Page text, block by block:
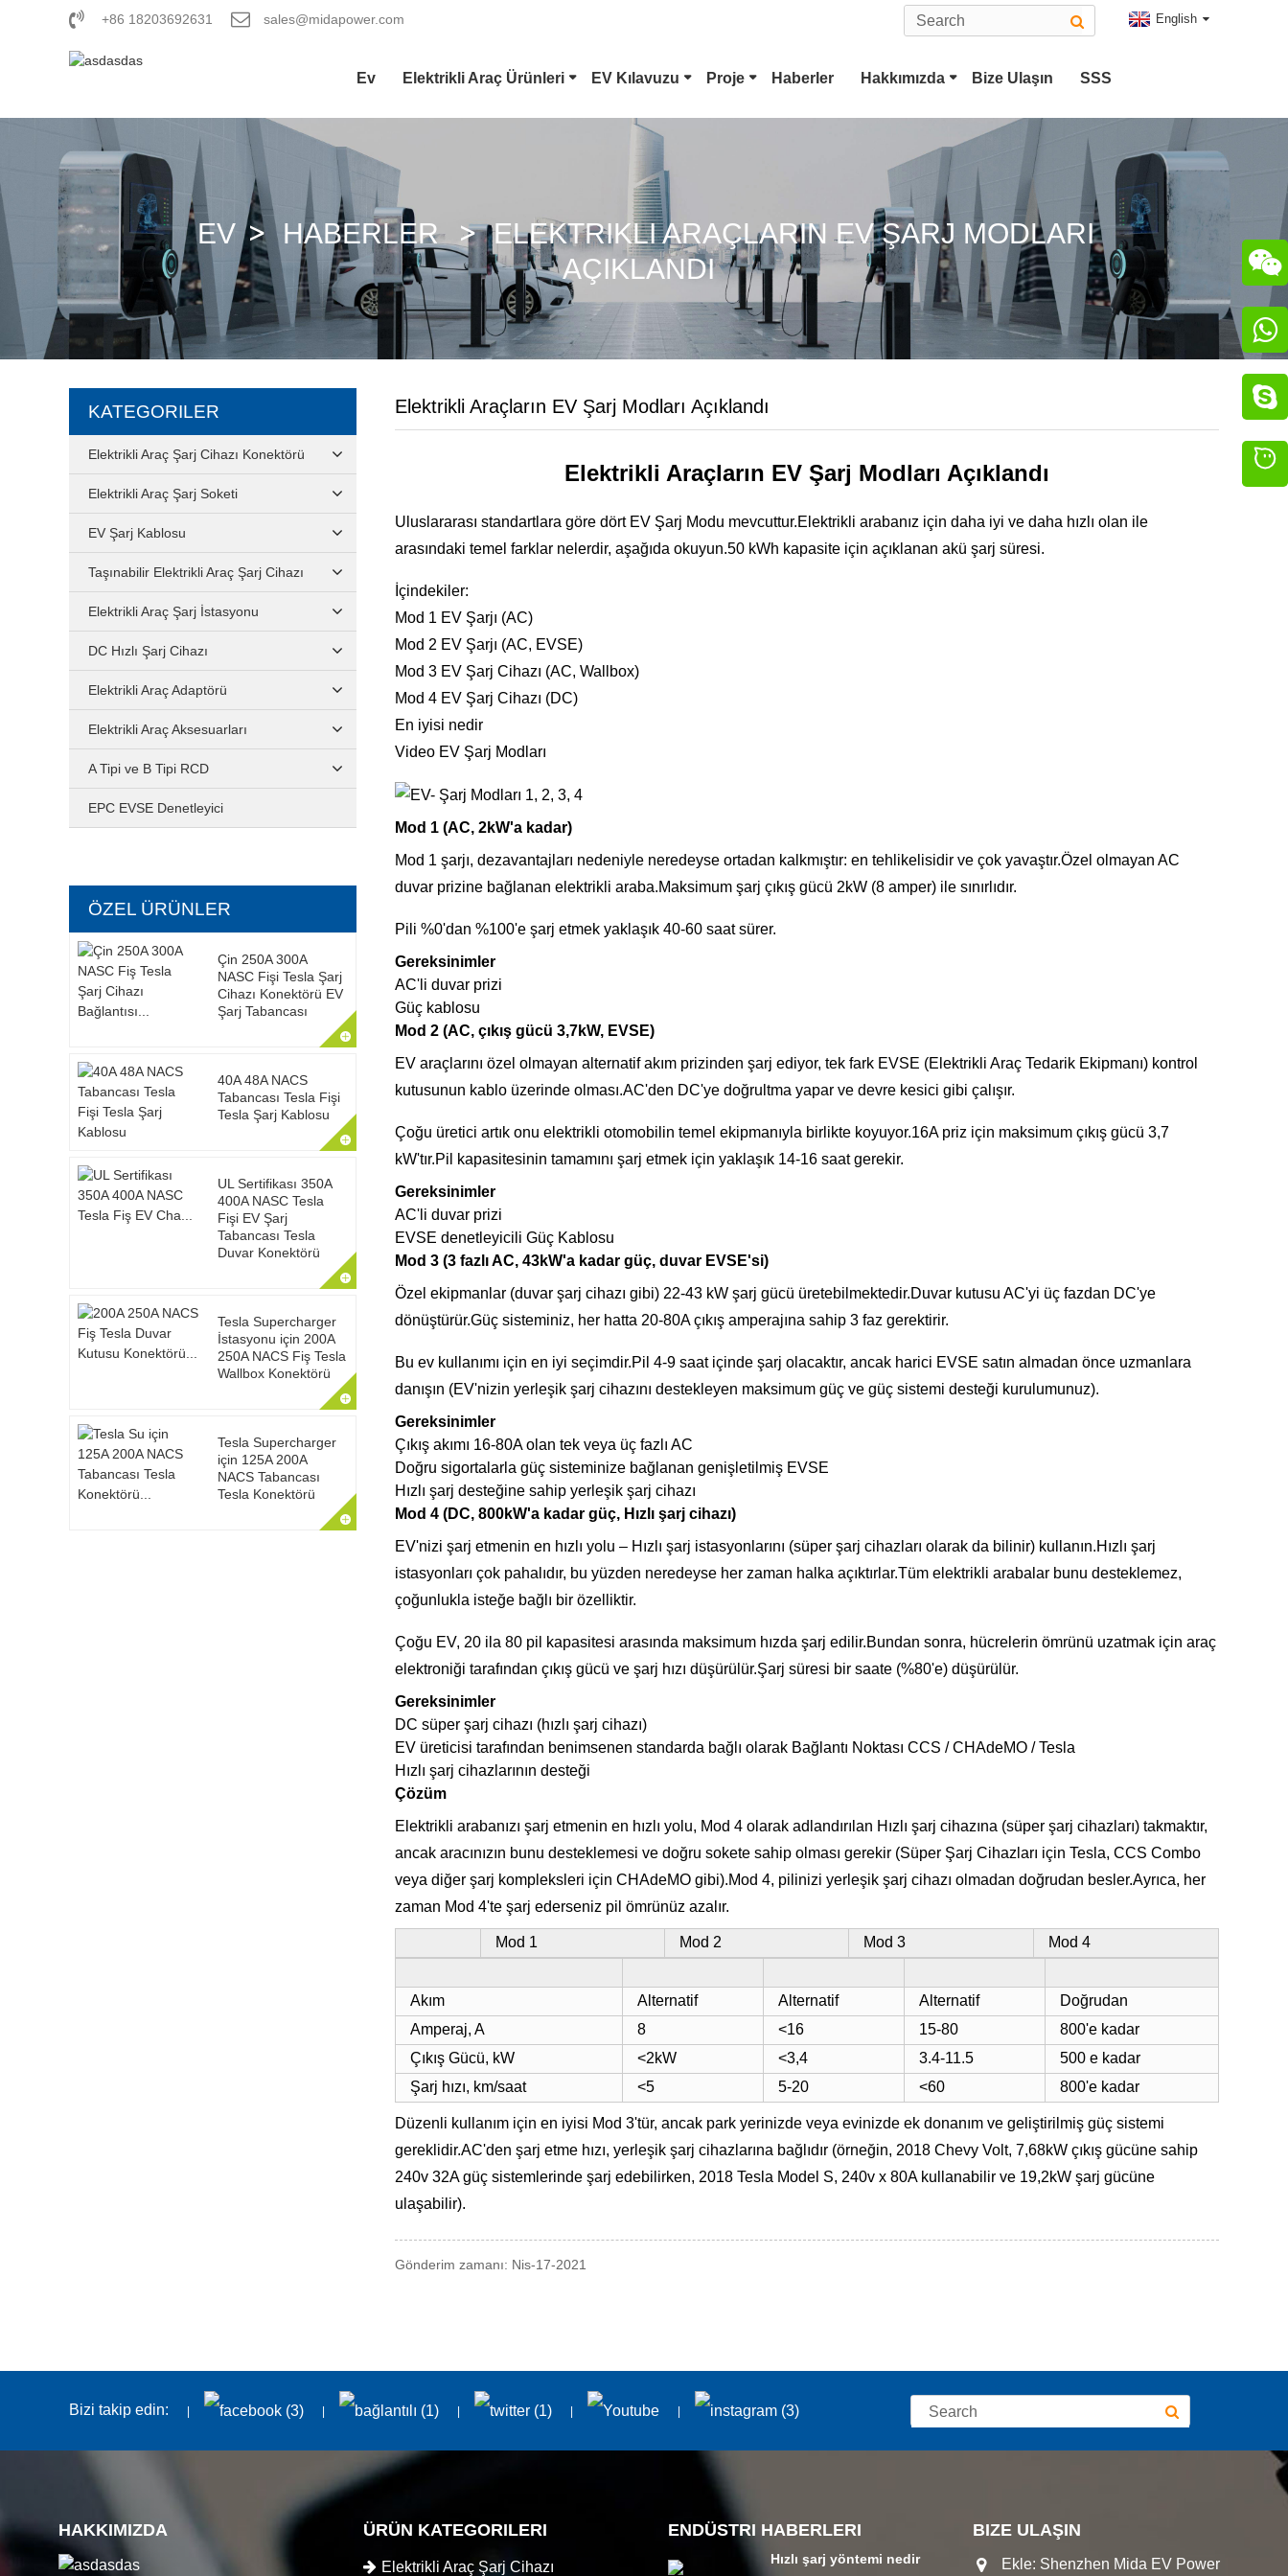
+86 18203692631 sales@midapower.com English
Ev Elektrikli Araç Ürünleri
Tip 2 EV Konektörü
CCS Combo 1 Fiş CHAdeMO Konektörü
GB/T DC Tabancası ChaoJi Konektörü
EV Kılavuzu Proje Haberler Hakkımızda Bize Ulaşın SSS
EV HABERLER
ELEKTRIKLI ARAÇLARIN EV ŞARJ MODLARI
AÇIKLANDI
KATEGORILER
Elektrikli Araç Şarj Cihazı Konektörü
Elektrikli Araç Şarj Soketi
EV Şarj Kablosu
Taşınabilir Elektrikli Araç Şarj Cihazı
Elektrikli Araç Şarj İstasyonu
DC Hızlı Şarj Cihazı
Elektrikli Araç Adaptörü
Elektrikli Araç Aksesuarları
A Tipi ve B Tipi RCD
EPC EVSE Denetleyici
ÖZEL ÜRÜNLER
Çin 250A 300A
NASC Fişi Tesla Şarj
Cihazı Konektörü EV
Şarj Tabancası
40A 48A NACS
Tabancası Tesla Fişi
Tesla Şarj Kablosu
UL Sertifikası 350A
400A NASC Tesla
Fişi EV Şarj
Tabancası Tesla
Duvar Konektörü
Tesla Supercharger
İstasyonu için 200A
250A NACS Fiş Tesla
Wallbox Konektörü
Tesla Supercharger
için 125A 200A
NACS Tabancası
Tesla Konektörü
Elektrikli Araçların EV Şarj Modları Açıklandı
Elektrikli Araçların EV Şarj Modları Açıklandı
Uluslararası standartlara göre dört EV Şarj Modu mevcuttur.Elektrikli arabanız için daha iyi ve daha hızlı olan ile
arasındaki temel farklar nelerdir, aşağıda okuyun.50 kWh kapasite için açıklanan akü şarj süresi.
İçindekiler:
Mod 1 EV Şarjı (AC)
Mod 2 EV Şarjı (AC, EVSE)
Mod 3 EV Şarj Cihazı (AC, Wallbox)
Mod 4 EV Şarj Cihazı (DC)
En iyisi nedir
Video EV Şarj Modları
Mod 1 (AC, 2kW'a kadar)
Mod 1 şarjı, dezavantajları nedeniyle neredeyse ortadan kalkmıştır: en tehlikelisidir ve çok yavaştır.Özel olmayan AC
duvar prizine bağlanan elektrikli araba.Maksimum şarj çıkış gücü 2kW (8 amper) ile sınırlıdır.
Pili %0'dan %100'e şarj etmek yaklaşık 40-60 saat sürer.
Gereksinimler
AC'li duvar prizi
Güç kablosu
Mod 2 (AC, çıkış gücü 3,7kW, EVSE)
EV araçlarını özel olmayan alternatif akım prizinden şarj ediyor, tek fark EVSE (Elektrikli Araç Tedarik Ekipmanı) kontrol
kutusunun kablo üzerinde olması.AC'den DC'ye doğrultma yapar ve devre kesici gibi çalışır.
Çoğu üretici artık onu elektrikli otomobilin temel ekipmanıyla birlikte koyuyor.16A priz için maksimum çıkış gücü 3,7
kW'tır.Pil kapasitesinin tamamını şarj etmek için yaklaşık 14-16 saat gerekir.
Gereksinimler
AC'li duvar prizi
EVSE denetleyicili Güç Kablosu
Mod 3 (3 fazlı AC, 43kW'a kadar güç, duvar EVSE'si)
Özel ekipmanlar (duvar şarj cihazı gibi) 22-43 kW şarj gücü üretebilmektedir.Duvar kutusu AC'yi üç fazdan DC'ye
dönüştürür.Güç sisteminiz, her hatta 20-80A çıkış amperajına sahip 3 faz gerektirir.
Bu ev kullanımı için en iyi seçimdir.Pil 4-9 saat içinde şarj olacaktır, ancak harici EVSE satın almadan önce uzmanlara
danışın (EV'nizin yerleşik şarj cihazını destekleyen maksimum güç ve güç sistemi desteği kurulumunuz).
Gereksinimler
Çıkış akımı 16-80A olan tek veya üç fazlı AC
Doğru sigortalarla güç sisteminize bağlanan genişletilmiş EVSE
Hızlı şarj desteğine sahip yerleşik şarj cihazı
Mod 4 (DC, 800kW'a kadar güç, Hızlı şarj cihazı)
EV'nizi şarj etmenin en hızlı yolu – Hızlı şarj istasyonlarını (süper şarj cihazları olarak da bilinir) kullanın.Hızlı şarj
istasyonları çok pahalıdır, bu yüzden neredeyse her zaman halka açıktırlar.Tüm elektrikli arabalar bunu desteklemez,
çoğunlukla isteğe bağlı bir özelliktir.
Çoğu EV, 20 ila 80 pil kapasitesi arasında maksimum hızda şarj edilir.Bundan sonra, hücrelerin ömrünü uzatmak için araç
elektroniği tarafından çıkış gücü ve şarj hızı düşürülür.Şarj süresi bir saate (%80'e) düşürülür.
Gereksinimler
DC süper şarj cihazı (hızlı şarj cihazı)
EV üreticisi tarafından benimsenen standarda bağlı olarak Bağlantı Noktası CCS / CHAdeMO / Tesla
Hızlı şarj cihazlarının desteği
Çözüm
Elektrikli arabanızı şarj etmenin en hızlı yolu, Mod 4 olarak adlandırılan Hızlı şarj cihazına (süper şarj cihazları) takmaktır,
ancak aracınızın bunu desteklemesi ve doğru sokete sahip olması gerekir (Süper Şarj Cihazları için Tesla, CCS Combo
veya diğer şarj kompleksleri için CHAdeMO gibi).Mod 4, pilinizi yerleşik şarj cihazı olmadan doğrudan besler.Ayrıca, her
zaman Mod 4'te şarj ederseniz pil ömrünüz azalır.
Mod 1 Mod 2 Mod 3 Mod 4
Akım Alternatif Alternatif Alternatif
Doğrudan
Amperaj, A
8 <16 15-80
800'e kadar
Çıkış Gücü, kW
<2kW <3,4 3.4-11.5
500 e kadar
Şarj hızı, km/saat
<5 5-20 <60 800'e kadar
Düzenli kullanım için en iyisi Mod 3'tür, ancak park yerinizde veya evinizde ek donanım ve geliştirilmiş güç sistemi
gereklidir.AC'den şarj etme hızı, yerleşik şarj cihazlarına bağlıdır (örneğin, 2018 Chevy Volt, 7,68kW çıkış gücüne sahip
240v 32A güç sistemlerinde şarj edebilirken, 2018 Tesla Model S, 240v x 80A kullanabilir ve 19,2kW şarj gücüne
ulaşabilir).
Gönderim zamanı: Nis-17-2021
Bizi takip edin:
HAKKIMIZDA ÜRÜN KATEGORILERI
Elektrikli Araç Şarj Cihazı
ENDÜSTRI HABERLERI
Hızlı şarj yöntemi nedir
BIZE ULAŞIN
Ekle: Shenzhen Mida EV Power


